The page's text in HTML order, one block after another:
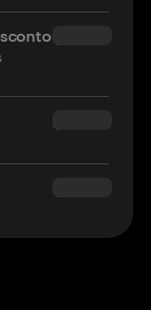
$34.95
$160.00
$180.00